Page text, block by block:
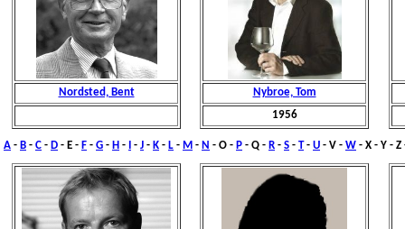
Nordsted, Bent
Nybroe, Tom
1956
A - B - C - D - E - F - G - H - - J - K - L - M - N - O - P - Q - R - S - T- U - V - W - X - Y -